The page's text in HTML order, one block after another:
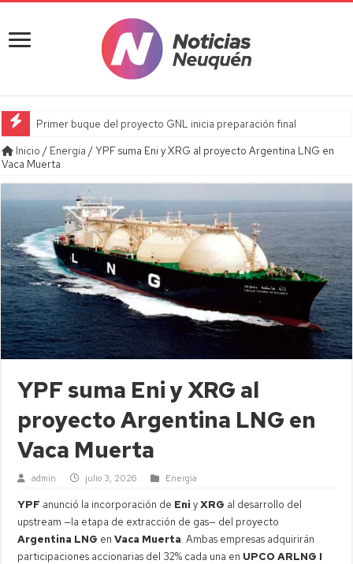
Primer buque del proyecto GNL inicia preparación final
Inicio / Energia /YPF suma Eni y XRG al proyecto Argentina LNG en
Vaca Muerta
YPF suma Eni y XRG al
proyecto Argentina LNG en
Vaca Muerta
admin julio 3, 2026 Energia
YPF anunció la incorporación de Eni yXRG al desarrollo del
upstream —la etapa de extracción de gas— del proyecto
Argentina LNG enVaca Muerta. Ambas empresas adquirirán
participaciones accionarias del 32% cada una en UPCO ARLNG I